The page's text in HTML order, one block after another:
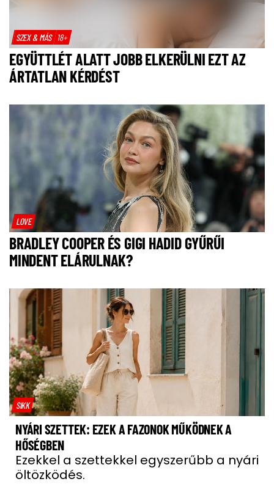
SZEX & MÁS 18+
EGYÜTTLÉT ALATT JOBB ELKERÜLNI EZT AZ
ÁRTATLAN KÉRDÉST
LOVE
BRADLEY COOPER ÉS GIGI HADID GYŰRŰI
MINDENT ELÁRULNAK?
SIKK
NYÁRI SZETTEK: EZEK A FAZONOK MŰKÖDNEK A
HŐSÉGBEN
Ezekkel a szettekkel egyszerűbb a nyári
öltözködés.